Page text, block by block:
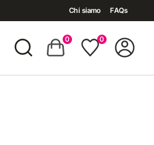
Chi siamo FAQs
0 0